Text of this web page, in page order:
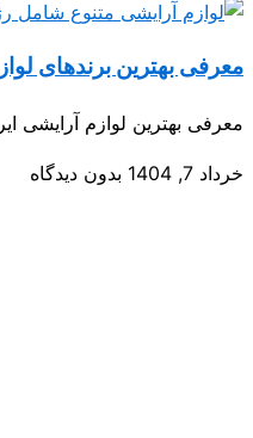
معرفی بهترین برندهای
معرفی بهترین لوازم آرایشی
خرداد 7, 1404 بدون دیدگاه